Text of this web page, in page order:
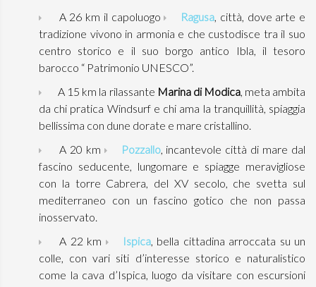
A 26 km il capoluogo
Ragusa, città, dove arte e
tradizione vivono in armonia e che custodisce tra il suo
centro storico e il suo borgo antico Ibla, il tesoro
barocco “ Patrimonio UNESCO”.
A 15 km la rilassante Marina di Modica, meta ambita
da chi pratica Windsurf e chi ama la tranquillità, spiaggia
bellissima con dune dorate e mare cristallino.
A 20 km
Pozzallo, incantevole città di mare dal
fascino seducente, lungomare e spiagge meravigliose
con la torre Cabrera, del XV secolo, che svetta sul
mediterraneo con un fascino gotico che non passa
inosservato.
A 22 km
Ispica, bella cittadina arroccata su un
colle, con vari siti d’interesse storico e naturalistico
come la cava d’Ispica, luogo da visitare con escursioni